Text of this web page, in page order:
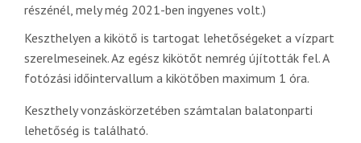
részénél, mely még 2021-ben ingyenes volt.)
Keszthelyen a kikötő is tartogat lehetőségeket a vízpart
szerelmeseinek. Az egész kikötőt nemrég újították fel. A
fotózási időintervallum a kikötőben maximum 1 óra.
Keszthely vonzáskörzetében számtalan balatonparti
lehetőség is található.